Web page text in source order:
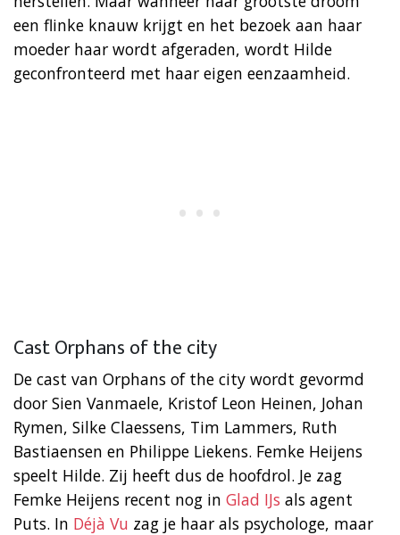
een flinke knauw krijgt en het bezoek aan haar
moeder haar wordt afgeraden, wordt Hilde
geconfronteerd met haar eigen eenzaamheid.
Cast Orphans of the city
De cast van Orphans of the city wordt gevormd
door Sien Vanmaele, Kristof Leon Heinen, Johan
Rymen, Silke Claessens, Tim Lammers, Ruth
Bastiaensen en Philippe Liekens. Femke Heijens
speelt Hilde. Zij heeft dus de hoofdrol. Je zag
Femke Heijens recent nog in Glad IJs als agent
Puts. In Déjà Vu zag je haar als psychologe, maar